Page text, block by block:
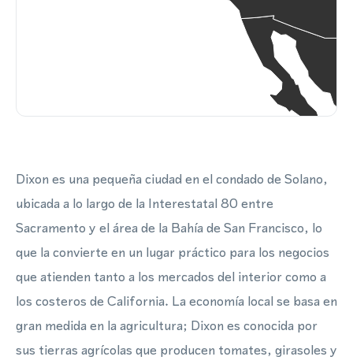
Dixon es una pequeña ciudad en el condado de Solano,
ubicada a lo largo de la Interestatal 80 entre
Sacramento y el área de la Bahía de San Francisco, lo
que la convierte en un lugar práctico para los negocios
que atienden tanto a los mercados del interior como a
los costeros de California. La economía local se basa en
gran medida en la agricultura; Dixon es conocida por
sus tierras agrícolas que producen tomates, girasoles y